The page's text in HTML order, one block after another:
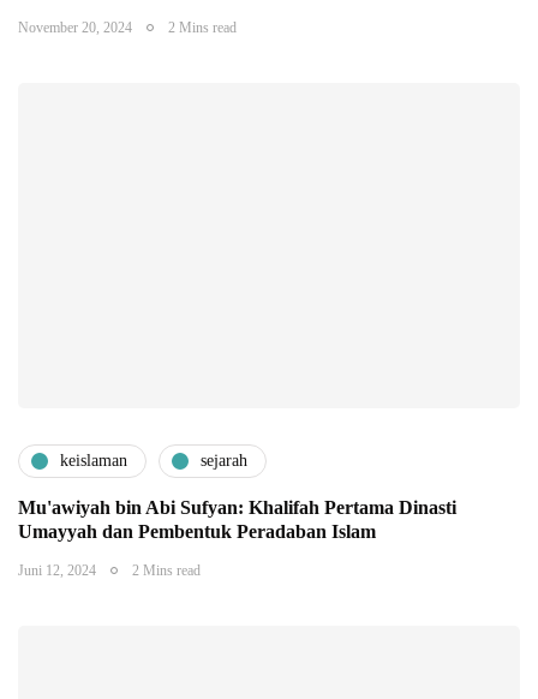
November 20, 2024 2 Mins read
keislaman sejarah
Mu'awiyah bin Abi Sufyan: Khalifah Pertama Dinasti
Umayyah dan Pembentuk Peradaban Islam
Juni 12, 2024 2 Mins read